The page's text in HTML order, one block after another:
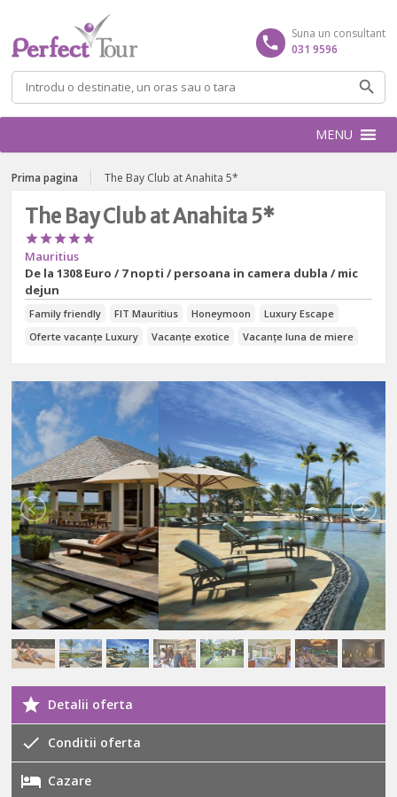
Caută
după:
Suna un consultant
031 9596
MENU
Prima pagina The Bay Club at Anahita 5*
The Bay Club at Anahita 5*

Mauritius
De la1308 Euro / 7 nopti / persoana in camera dubla / mic
dejun
Family friendly FIT Mauritius Honeymoon
Luxury Escape
Oferte vacanțe Luxury
Vacanțe exotice Vacanțe luna de miere
Detalii oferta
Conditii oferta
Cazare